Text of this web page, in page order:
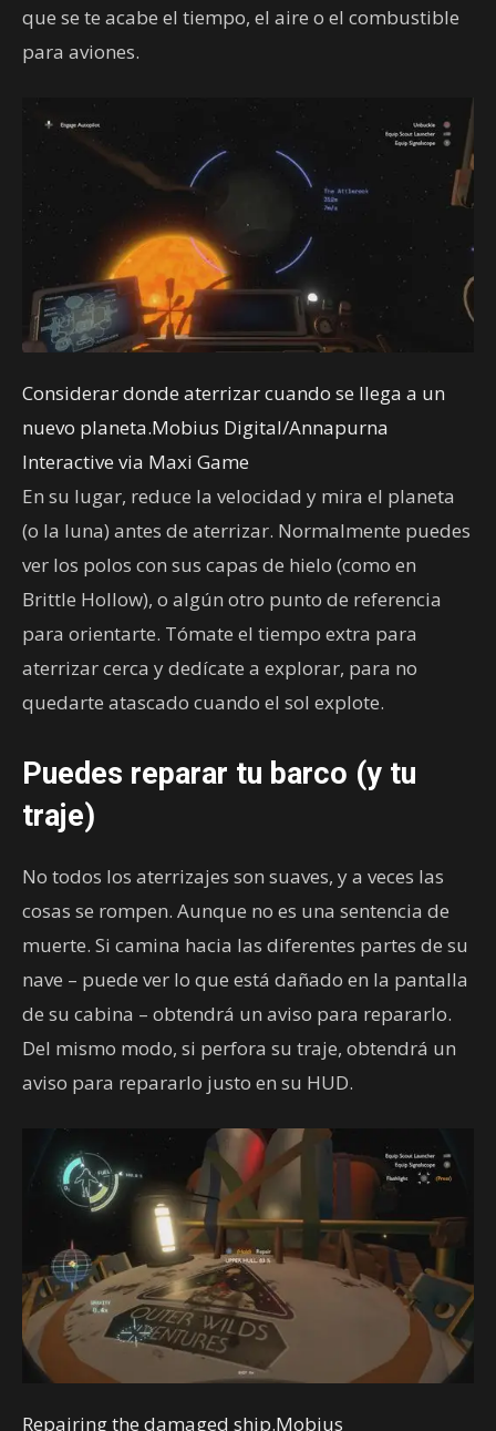
que se te acabe el tiempo, el aire o el combustible
para aviones.
Considerar donde aterrizar cuando se llega a un
nuevo planeta.Mobius Digital/Annapurna
Interactive via Maxi Game
En su lugar, reduce la velocidad y mira el planeta
(o la luna) antes de aterrizar. Normalmente puedes
ver los polos con sus capas de hielo (como en
Brittle Hollow), o algún otro punto de referencia
para orientarte. Tómate el tiempo extra para
aterrizar cerca y dedícate a explorar, para no
quedarte atascado cuando el sol explote.
Puedes reparar tu barco (y tu
traje)
No todos los aterrizajes son suaves, y a veces las
cosas se rompen. Aunque no es una sentencia de
muerte. Si camina hacia las diferentes partes de su
nave – puede ver lo que está dañado en la pantalla
de su cabina – obtendrá un aviso para repararlo.
Del mismo modo, si perfora su traje, obtendrá un
aviso para repararlo justo en su HUD.
Repairing the damaged ship.Mobius